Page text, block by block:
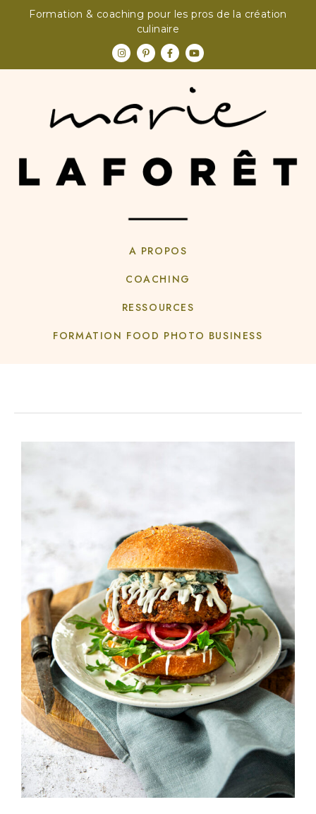
Formation & coaching pour les pros de la création
culinaire
A PROPOS
COACHING
RESSOURCES
FORMATION FOOD PHOTO BUSINESS